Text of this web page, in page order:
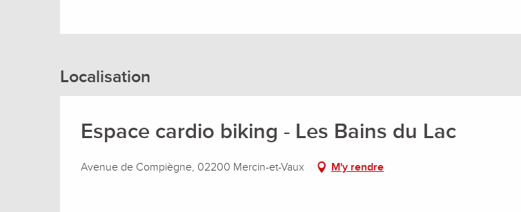
Localisation
Espace cardio biking - Les Bains du Lac
Avenue de Compiègne, 02200 Mercin-et-Vaux M'y rendre